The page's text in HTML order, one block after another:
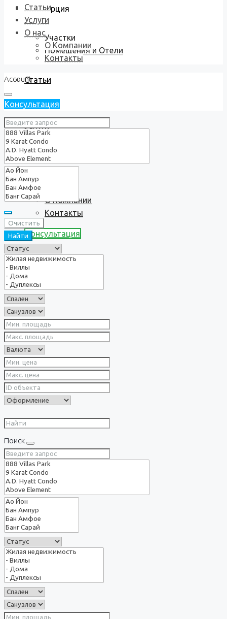
Коммерция
Участки
Помещения и Отели
Статьи
Услуги
О нас
О Компании
Контакты
Консультация
Статьи
Услуги
О нас
О Компании
Контакты
Account
Консультация
Очистить
Найти
Поиск